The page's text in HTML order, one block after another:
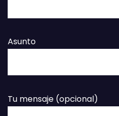
Asunto
Tu mensaje (opcional)